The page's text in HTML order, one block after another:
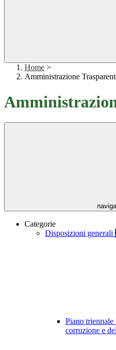
Home >
Amministrazione
Categorie
Disposizioni generali
Piano triennale
corruzione e